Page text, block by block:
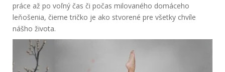
práce až po voľný čas či počas milovaného domáceho
leňošenia, čierne tričko je ako stvorené pre všetky chvíle
nášho života.